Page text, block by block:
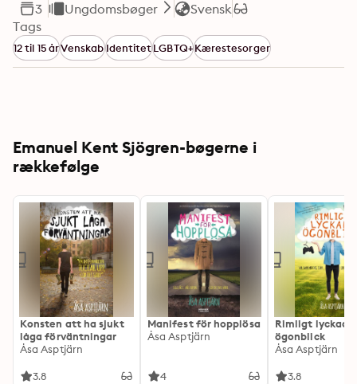
3 Ungdomsbøger Svensk
Tags
12 til 15 årVenskabIdentitetLGBTQ+Kærestesorger
Emanuel Kent Sjögren-bøgerne i
rækkefølge
Konsten att ha sjukt
låga förväntningar
Åsa Asptjärn
3.8
Manifest för hopplösa
Åsa Asptjärn
4
Rimligt lyckade
ögonblick
Åsa Asptjärn
3.8